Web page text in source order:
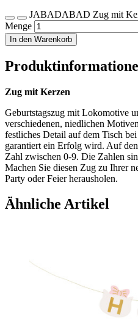
JABADABAD Zug mit
Menge
In den Warenkorb
Zug mit Kerzen
Geburtstagszug mit Lokomotive
verschiedenen, niedlichen
festliches Detail auf dem Tisch
garantiert ein Erfolg wird. Auf
Zahl zwischen 0-9. Die Zahlen
Machen Sie diesen Zug zu Ihrer
Party oder Feier herausholen.
Ähnliche Artikel